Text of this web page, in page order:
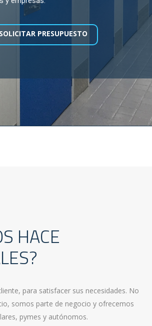
SOLICITAR PRESUPUESTO
HACE
para satisfacer sus necesidades. No
somos parte de negocio y ofrecemos
pymes y autónomos.